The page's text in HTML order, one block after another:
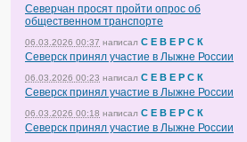
Северчан просят пройти опрос об
общественном транспорте
06.03.2026 00:37 написал С Е В Е Р С К
Северск принял участие в Лыжне России
06.03.2026 00:23 написал С Е В Е Р С К
Северск принял участие в Лыжне России
06.03.2026 00:18 написал С Е В Е Р С К
Северск принял участие в Лыжне России